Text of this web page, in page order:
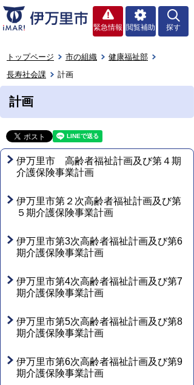
緊急情報 閲覧補助 探す
トップページ 市の組織
健康福祉部
長寿社会課
計画
計画
伊万里市 高齢者福祉計画及び第４期
介護保険事業計画
伊万里市第２次高齢者福祉計画及び第
５期介護保険事業計画
伊万里市第3次高齢者福祉計画及び第6
期介護保険事業計画
伊万里市第4次高齢者福祉計画及び第7
期介護保険事業計画
伊万里市第5次高齢者福祉計画及び第8
期介護保険事業計画
伊万里市第6次高齢者福祉計画及び第9
期介護保険事業計画